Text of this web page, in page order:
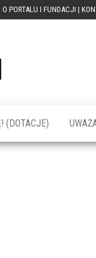
O PORTALU I FUNDACJI |
szkolenia dla
firm
(DOTACJE)